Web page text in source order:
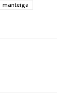
manteiga